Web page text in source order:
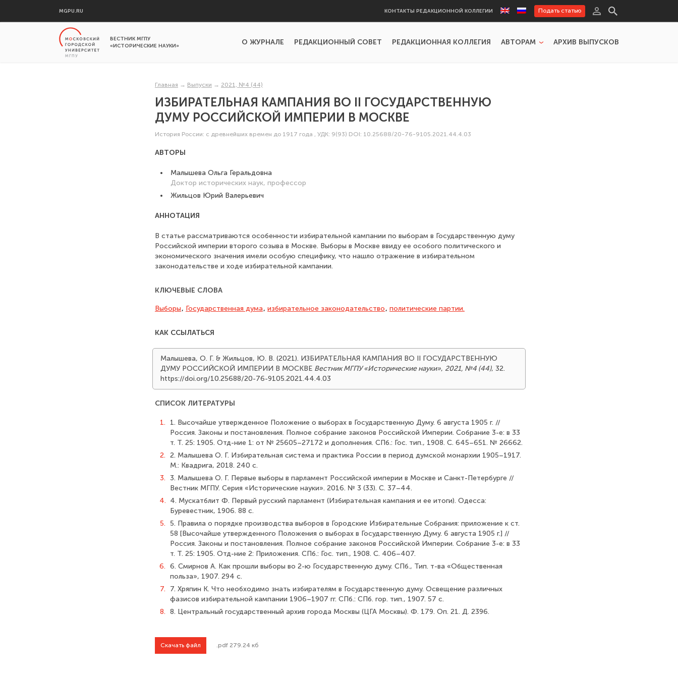
MGPU.RU КОНТАКТЫ РЕДАКЦИОННОЙ КОЛЛЕГИИ Подать статью
ВЕСТНИК МГПУ
«ИСТОРИЧЕСКИЕ НАУКИ»
О ЖУРНАЛЕ РЕДАКЦИОННЫЙ СОВЕТ РЕДАКЦИОННАЯ КОЛЛЕГИЯ АВТОРАМ АРХИВ ВЫПУСКОВ
Главная → Выпуски → 2021, №4 (44)
ИЗБИРАТЕЛЬНАЯ КАМПАНИЯ ВО II ГОСУДАРСТВЕННУЮ
ДУМУ РОССИЙСКОЙ ИМПЕРИИ В МОСКВЕ
История России: с древнейших времен до 1917 года , УДК: 9(93) DOI: 10.25688/20-76-9105.2021.44.4.03
АВТОРЫ
Малышева Ольга Геральдовна
Доктор исторических наук, профессор
Жильцов Юрий Валерьевич
АННОТАЦИЯ
В статье рассматриваются особенности избирательной кампании по выборам в Государственную думу
Российской империи второго созыва в Москве. Выборы в Москве ввиду ее особого политического и
экономического значения имели особую специфику, что нашло отражение в избирательном
законодательстве и ходе избирательной кампании.
КЛЮЧЕВЫЕ СЛОВА
Выборы, Государственная дума, избирательное законодательство, политические партии.
КАК ССЫЛАТЬСЯ
Малышева, О. Г. & Жильцов, Ю. В. (2021). ИЗБИРАТЕЛЬНАЯ КАМПАНИЯ ВО II ГОСУДАРСТВЕННУЮ
ДУМУ РОССИЙСКОЙ ИМПЕРИИ В МОСКВЕ Вестник МГПУ «Исторические науки», 2021, №4 (44), 32.
https://doi.org/10.25688/20-76-9105.2021.44.4.03
СПИСОК ЛИТЕРАТУРЫ
1.
1. Высочайше утвержденное Положение о выборах в Государственную Думу. 6 августа 1905 г. //
Россия. Законы и постановления. Полное собрание законов Российской Империи. Собрание 3-е: в 33
т. Т. 25: 1905. Отд-ние 1: от № 25605–27172 и дополнения. СПб.: Гос. тип., 1908. С. 645–651. № 26662.
2. 2. Малышева О. Г. Избирательная система и практика России в период думской монархии 1905–1917.
М.: Квадрига, 2018. 240 с.
3. 3. Малышева О. Г. Первые выборы в парламент Российской империи в Москве и Санкт-Петербурге //
Вестник МГПУ. Серия «Исторические науки». 2016. № 3 (33). С. 37–44.
4. 4. Мускатблит Ф. Первый русский парламент (Избирательная кампания и ее итоги). Одесса:
Буревестник, 1906. 88 с.
5. 5. Правила о порядке производства выборов в Городские Избирательные Собрания: приложение к ст.
58 [Высочайше утвержденного Положения о выборах в Государственную Думу. 6 августа 1905 г.] //
Россия. Законы и постановления. Полное собрание законов Российской Империи. Собрание 3-е: в 33
т. Т. 25: 1905. Отд-ние 2: Приложения. СПб.: Гос. тип., 1908. С. 406–407.
6. 6. Смирнов А. Как прошли выборы во 2-ю Государственную думу. СПб., Тип. т-ва «Общественная
польза», 1907. 294 с.
7.
7. Хряпин К. Что необходимо знать избирателям в Государственную думу. Освещение различных
фазисов избирательной кампании 1906–1907 гг. СПб.: СПб. гор. тип., 1907. 57 с.
8. 8. Центральный государственный архив города Москвы (ЦГА Москвы). Ф. 179. Оп. 21. Д. 2396.
Скачать файл .pdf 279.24 кб